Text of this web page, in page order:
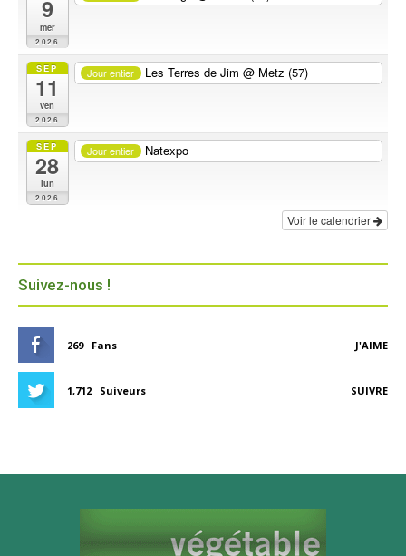
9
mer
2026
SEP
11
ven
2026
Jour entier Les Terres de Jim@ Metz (57)
SEP
28
lun
2026
Jour entier Natexpo
Voir le calendrier
Suivez-nous !
269 Fans J'AIME
1,712 Suiveurs SUIVRE